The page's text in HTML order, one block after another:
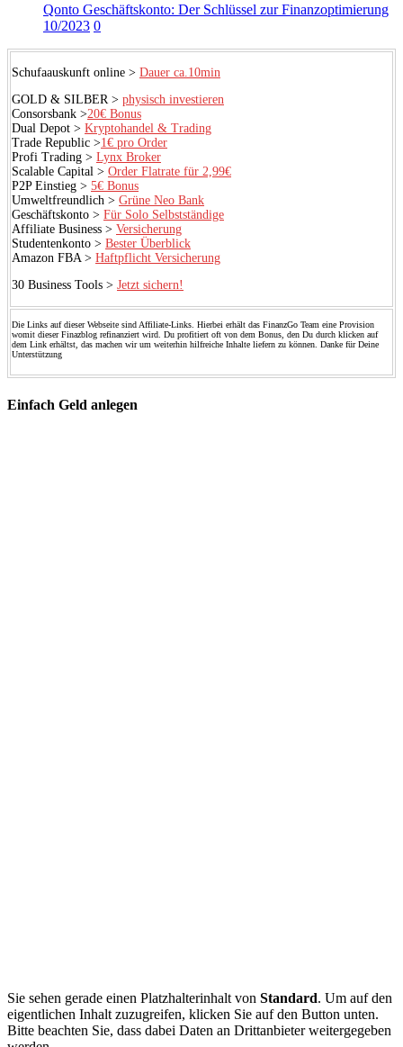
Qonto Geschäftskonto: Der Schlüssel zur Finanzoptimierung
10/2023 0
Schufaauskunft online > Dauer ca.10min
GOLD & SILBER > physisch investieren
Consorsbank >20€ Bonus
Dual Depot > Kryptohandel & Trading
Trade Republic >1€ pro Order
Profi Trading > Lynx Broker
Scalable Capital > Order Flatrate für 2,99€
P2P Einstieg > 5€ Bonus
Umweltfreundlich > Grüne Neo Bank
Geschäftskonto > Für Solo Selbstständige
Affiliate Business > Versicherung
Studentenkonto > Bester Überblick
Amazon FBA > Haftpflicht Versicherung
30 Business Tools > Jetzt sichern!
Die Links auf dieser Webseite sind Affiliate-Links. Hierbei erhält das FinanzGo Team eine Provision
womit dieser Finazblog refinanziert wird. Du profitiert oft von dem Bonus, den Du durch klicken auf
dem Link erhältst, das machen wir um weiterhin hilfreiche Inhalte liefern zu können. Danke für Deine
Unterstützung
Einfach Geld anlegen
Sie sehen gerade einen Platzhalterinhalt von Standard. Um auf den
eigentlichen Inhalt zuzugreifen, klicken Sie auf den Button unten.
Bitte beachten Sie, dass dabei Daten an Drittanbieter weitergegeben